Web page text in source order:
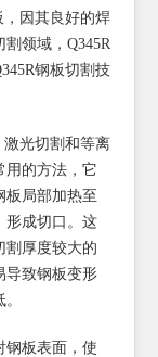
，因其良好的焊
领域，Q345R
钢板切割技
激光切割和等离
用的方法，它
板局部加热至
形成切口。这
割厚度较大的
导致钢板变形
钢板表面，使